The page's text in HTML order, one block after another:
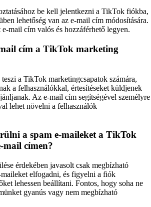
be kell jelentkezni a TikTok fiókba,
lehetőség van az e-mail cím módosítására.
mail cím valós és hozzáférhető legyen.
cím a TikTok marketing
a TikTok marketingcsapatok számára,
a felhasználókkal, értesítéseket küldjenek
Az e-mail cím segítségével személyre
lehet növelni a felhasználók
a spam e-maileket a TikTok
mail címen?
érdekében javasolt csak megbízható
elfogadni, és figyelni a fiók
lehessen beállítani. Fontos, hogy soha ne
gyanús vagy nem megbízható